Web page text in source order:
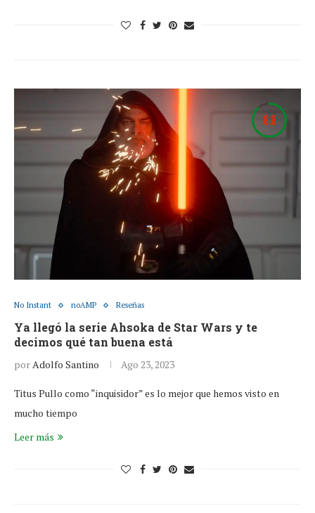
8.8
No Instant noAMP Reseñas
Ya llegó la serie Ahsoka de Star Wars y te
decimos qué tan buena está
porAdolfo Santino Ago 23, 2023
Titus Pullo como “inquisidor” es lo mejor que hemos visto en
mucho tiempo
Leer más